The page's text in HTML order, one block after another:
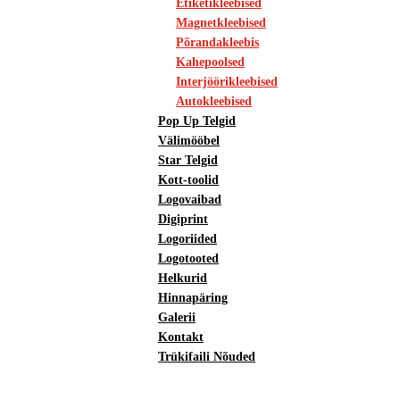
Etiketikleebised
Magnetkleebised
Põrandakleebis
Kahepoolsed
Interjöörikleebised
Autokleebised
Pop Up Telgid
Välimööbel
Star Telgid
Kott-toolid
Logovaibad
Digiprint
Logoriided
Logotooted
Helkurid
Hinnapäring
Galerii
Kontakt
Trükifaili Nõuded